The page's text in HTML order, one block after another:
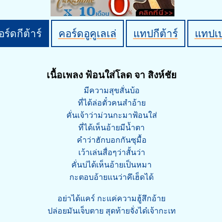
ร์ดกีต้าร์ คอร์ดอูคูเลเล่ แทปกีต้าร์ แทปเ
เนื้อเพลง ฟ้อนใส่โลด จา สิงห์ชัย
มีความสุขสั่นบ้อ
ที่ได้ล่อตั๋วคนสำอ้าย
คั่นเจ้าว่าม่วนกะมาฟ้อนใส่
ที่ได้เห็นอ้ายมีน้ำตา
คำว่าฮักบอกกันซุมื้อ
เว้าเล่นสื่อๆว่าสั้นว่า
คั่นบ่ได้เห็นอ้ายเป็นหมา
กะตอบอ้ายแนว่าคึเฮ็ดได้
อย่าได้แคร์ กะแค่ความฮู้สึกอ้าย
ปล่อยมันเจ็บตาย สุดท้ายจั่งได๋เจ้ากะเท